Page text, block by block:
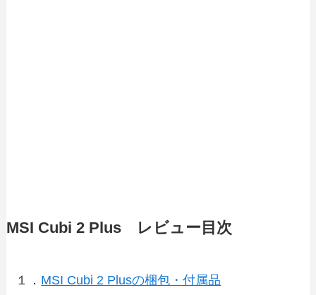
MSI Cubi 2 Plus レビュー目次
１． MSI Cubi 2 Plusの梱包・付属品